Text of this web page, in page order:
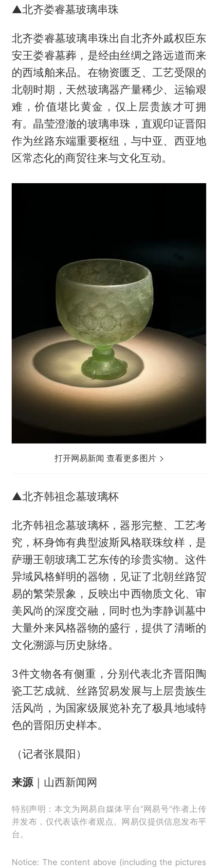
▲北齐娄睿墓玻璃串珠
北齐娄睿墓玻璃串珠出自北齐外戚权臣东
安王娄睿墓葬，是经由丝绸之路远道而来
的西域舶来品。在物资匮乏、工艺受限的
北朝时期，天然玻璃器产量稀少、运输艰
难，价值堪比黄金，仅上层贵族才可拥
有。晶莹澄澈的玻璃串珠，直观印证晋阳
作为丝路东端重要枢纽，与中亚、西亚地
区常态化的商贸往来与文化互动。
打开网易新闻 查看更多图片
▲北齐韩祖念墓玻璃杯
北齐韩祖念墓玻璃杯，器形完整、工艺考
究，杯身饰有典型波斯风格联珠纹样，是
萨珊王朝玻璃工艺东传的珍贵实物。这件
异域风格鲜明的器物，见证了北朝丝路贸
易的繁荣景象，反映出中西物质文化、审
美风尚的深度交融，同时也为李静训墓中
大量外来风格器物的盛行，提供了清晰的
文化溯源与历史脉络。
3件文物各有侧重，分别代表北齐晋阳陶
瓷工艺成就、丝路贸易发展与上层贵族生
活风尚，为国家级展览补充了极具地域特
色的晋阳历史样本。
（记者张晨阳）
来源｜山西新闻网
特别声明：本文为网易自媒体平台“网易号”作者上传
并发布，仅代表该作者观点。网易仅提供信息发布平
台。
Notice: The content above (including the pictures